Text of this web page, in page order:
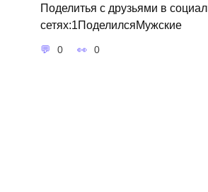
Поделитья с друзьями в
сетях:1ПоделилсяМужские
0 0